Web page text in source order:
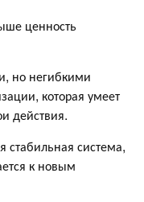
ценность
но негибкими
которая умеет
действия.
стабильная система,
к новым